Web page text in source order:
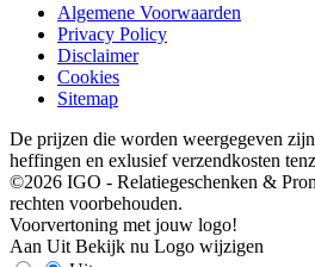
Algemene Voorwaarden
Privacy Policy
Disclaimer
Cookies
Sitemap
De prijzen die worden weergegeven
heffingen en exlusief verzendkosten
©2026 IGO - Relatiegeschenken &
rechten voorbehouden.
Voorvertoning met jouw logo!
Aan Uit Bekijk nu Logo wijzigen